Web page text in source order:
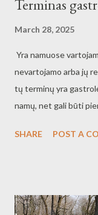
apkasiau karštom
Terminas
March 28, 2025
Yra namuose
nevartojamo arba jų
tų terminų yra
namų, net gali būti
koncertas, spektaklis
paskui
SHARE POST A